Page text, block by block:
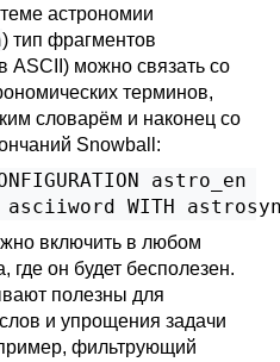
астрономии
) тип фрагментов
ASCII) можно связать со
терминов,
словарём и наконец со
Snowball :
astro_en
WITH
включить в любом
где он будет бесполезен.
полезны для
и упрощения задачи
фильтрующий